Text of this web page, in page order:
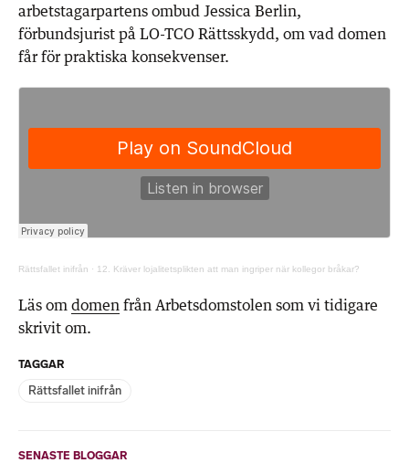
arbetstagarpartens ombud Jessica Berlin,
förbundsjurist på LO-TCO Rättsskydd, om vad domen
får för praktiska konsekvenser.
Rättsfallet inifrån · 12. Kräver lojalitetsplikten att man ingriper när kollegor bråkar?
Läs om domen från Arbetsdomstolen som vi tidigare
skrivit om.
TAGGAR
Rättsfallet inifrån
SENASTE BLOGGAR